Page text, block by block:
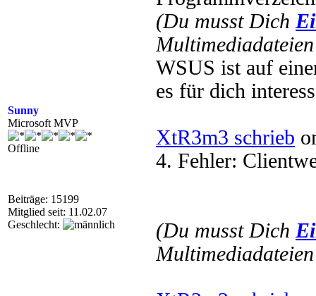
Sunny
Microsoft MVP
Offline
Beiträge: 15199
Mitglied seit: 11.02.07
Geschlecht:
(Du musst Dich
WSUS ist auf
es für dich
XtR3m3 schrieb
4. Fehler:
(Du musst Dich